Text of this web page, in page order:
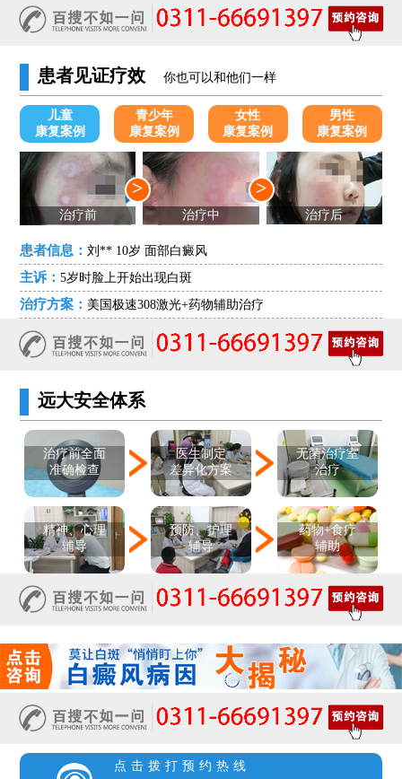
患者见证疗效 你也可以和他们一样
儿童
康复案例
青少年
康复案例
女性
康复案例
男性
康复案例
治疗前
>
治疗中
>
治疗后
患者信息：刘** 10岁 面部白癜风
主诉：5岁时脸上开始出现白斑
治疗方案： 美国极速308激光+药物辅助治疗
远大安全体系
治疗前全面
准确检查
医生制定
差异化方案
无菌治疗室
治疗
精神、心理
辅导
预防、护理
辅导
药物+食疗
辅助
点击拨打预约热线